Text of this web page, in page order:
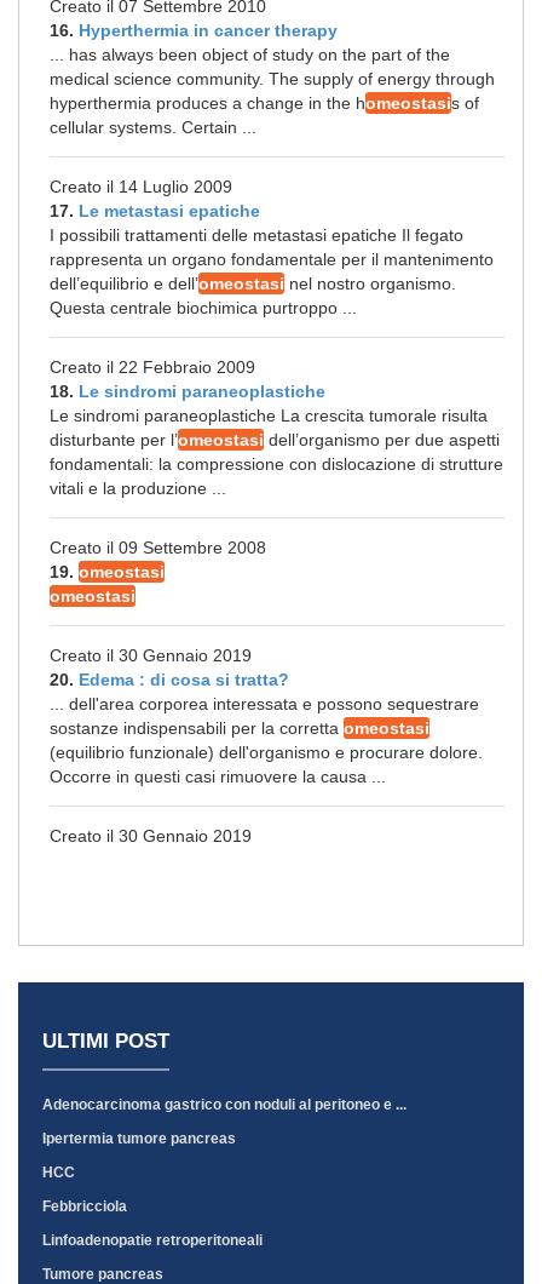
Creato il 07 Settembre 2010
16. Hyperthermia in cancer therapy
... has always been object of study on the part of the
medical science community. The supply of energy through
hyperthermia produces a change in the homeostasis of
cellular systems. Certain ...
Creato il 14 Luglio 2009
17. Le metastasi epatiche
I possibili trattamenti delle metastasi epatiche Il fegato
rappresenta un organo fondamentale per il mantenimento
dell’equilibrio e dell’omeostasi nel nostro organismo.
Questa centrale biochimica purtroppo ...
Creato il 22 Febbraio 2009
18. Le sindromi paraneoplastiche
Le sindromi paraneoplastiche La crescita tumorale risulta
disturbante per l’omeostasi dell’organismo per due aspetti
fondamentali: la compressione con dislocazione di strutture
vitali e la produzione ...
Creato il 09 Settembre 2008
19. omeostasi
omeostasi
Creato il 30 Gennaio 2019
20. Edema : di cosa si tratta?
... dell'area corporea interessata e possono sequestrare
sostanze indispensabili per la corretta omeostasi
(equilibrio funzionale) dell'organismo e procurare dolore.
Occorre in questi casi rimuovere la causa ...
Creato il 30 Gennaio 2019
ULTIMI POST
Adenocarcinoma gastrico con noduli al peritoneo e ...
Ipertermia tumore pancreas
HCC
Febbricciola
Linfoadenopatie retroperitoneali
Tumore pancreas